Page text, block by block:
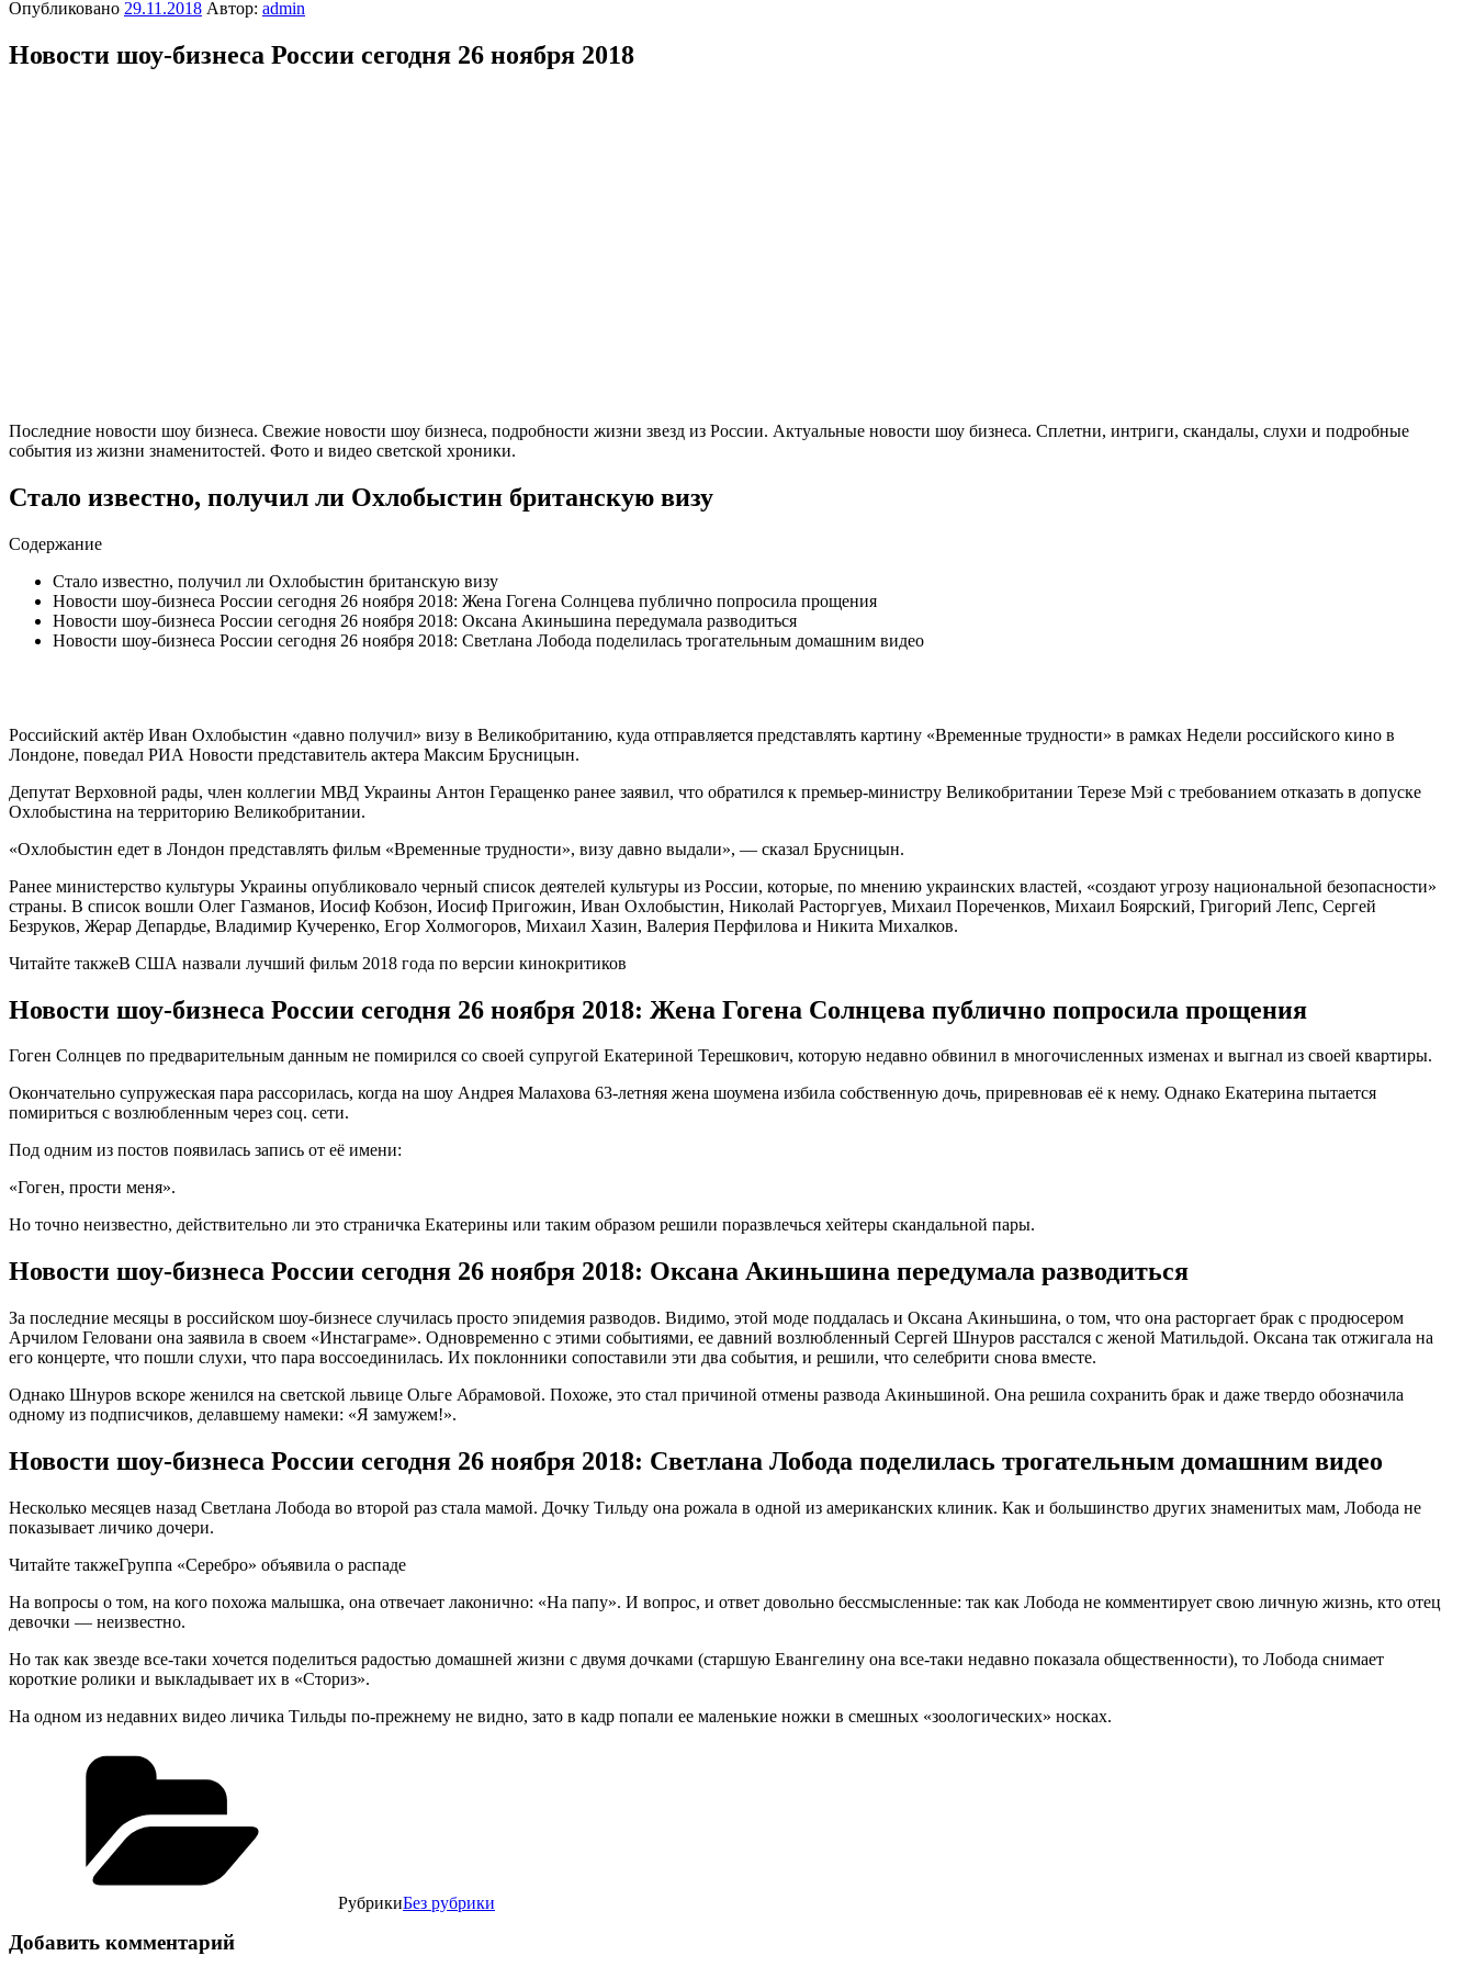
Опубликовано 29.11.2018 Автор: admin
Новости шоу-бизнеса России сегодня 26 ноября 2018
Последние новости шоу бизнеса. Свежие новости шоу бизнеса, подробности жизни звезд из России. Актуальные новости шоу бизнеса. Сплетни, интриги, скандалы, слухи и подробные
события из жизни знаменитостей. Фото и видео светской хроники.
Стало известно, получил ли Охлобыстин британскую визу
Содержание
Стало известно, получил ли Охлобыстин британскую визу
Новости шоу-бизнеса России сегодня 26 ноября 2018: Жена Гогена Солнцева публично попросила прощения
Новости шоу-бизнеса России сегодня 26 ноября 2018: Оксана Акиньшина передумала разводиться
Новости шоу-бизнеса России сегодня 26 ноября 2018: Светлана Лобода поделилась трогательным домашним видео
Российский актёр Иван Охлобыстин «давно получил» визу в Великобританию, куда отправляется представлять картину «Временные трудности» в рамках Недели российского кино в
Лондоне, поведал РИА Новости представитель актера Максим Брусницын.
Депутат Верховной рады, член коллегии МВД Украины Антон Геращенко ранее заявил, что обратился к премьер-министру Великобритании Терезе Мэй с требованием отказать в допуске
Охлобыстина на территорию Великобритании.
«Охлобыстин едет в Лондон представлять фильм «Временные трудности», визу давно выдали», — сказал Брусницын.
Ранее министерство культуры Украины опубликовало черный список деятелей культуры из России, которые, по мнению украинских властей, «создают угрозу национальной безопасности»
страны. В список вошли Олег Газманов, Иосиф Кобзон, Иосиф Пригожин, Иван Охлобыстин, Николай Расторгуев, Михаил Пореченков, Михаил Боярский, Григорий Лепс, Сергей
Безруков, Жерар Депардье, Владимир Кучеренко, Егор Холмогоров, Михаил Хазин, Валерия Перфилова и Никита Михалков.
Читайте такжеВ США назвали лучший фильм 2018 года по версии кинокритиков
Новости шоу-бизнеса России сегодня 26 ноября 2018: Жена Гогена Солнцева публично попросила прощения
Гоген Солнцев по предварительным данным не помирился со своей супругой Екатериной Терешкович, которую недавно обвинил в многочисленных изменах и выгнал из своей квартиры.
Окончательно супружеская пара рассорилась, когда на шоу Андрея Малахова 63-летняя жена шоумена избила собственную дочь, приревновав её к нему. Однако Екатерина пытается
помириться с возлюбленным через соц. сети.
Под одним из постов появилась запись от её имени:
«Гоген, прости меня».
Но точно неизвестно, действительно ли это страничка Екатерины или таким образом решили поразвлечься хейтеры скандальной пары.
Новости шоу-бизнеса России сегодня 26 ноября 2018: Оксана Акиньшина передумала разводиться
За последние месяцы в российском шоу-бизнесе случилась просто эпидемия разводов. Видимо, этой моде поддалась и Оксана Акиньшина, о том, что она расторгает брак с продюсером
Арчилом Геловани она заявила в своем «Инстаграме». Одновременно с этими событиями, ее давний возлюбленный Сергей Шнуров расстался с женой Матильдой. Оксана так отжигала на
его концерте, что пошли слухи, что пара воссоединилась. Их поклонники сопоставили эти два события, и решили, что селебрити снова вместе.
Однако Шнуров вскоре женился на светской львице Ольге Абрамовой. Похоже, это стал причиной отмены развода Акиньшиной. Она решила сохранить брак и даже твердо обозначила
одному из подписчиков, делавшему намеки: «Я замужем!».
Новости шоу-бизнеса России сегодня 26 ноября 2018: Светлана Лобода поделилась трогательным домашним видео
Несколько месяцев назад Светлана Лобода во второй раз стала мамой. Дочку Тильду она рожала в одной из американских клиник. Как и большинство других знаменитых мам, Лобода не
показывает личико дочери.
Читайте такжеГруппа «Серебро» объявила о распаде
На вопросы о том, на кого похожа малышка, она отвечает лаконично: «На папу». И вопрос, и ответ довольно бессмысленные: так как Лобода не комментирует свою личную жизнь, кто отец
девочки — неизвестно.
Но так как звезде все-таки хочется поделиться радостью домашней жизни с двумя дочками (старшую Евангелину она все-таки недавно показала общественности), то Лобода снимает
короткие ролики и выкладывает их в «Сториз».
На одном из недавних видео личика Тильды по-прежнему не видно, зато в кадр попали ее маленькие ножки в смешных «зоологических» носках.
РубрикиБез рубрики
Добавить комментарий